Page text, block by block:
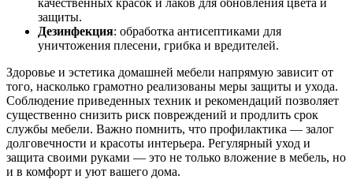
защиты.
Дезинфекция: обработка антисептиками для
уничтожения плесени, грибка и вредителей.
Здоровье и эстетика домашней мебели напрямую зависит от
того, насколько грамотно реализованы меры защиты и ухода.
Соблюдение приведенных техник и рекомендаций позволяет
существенно снизить риск повреждений и продлить срок
службы мебели. Важно помнить, что профилактика — залог
долговечности и красоты интерьера. Регулярный уход и
защита своими руками — это не только вложение в мебель, но
и в комфорт и уют вашего дома.